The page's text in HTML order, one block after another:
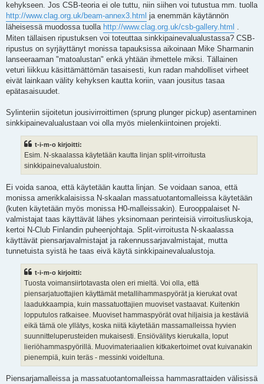
kehykseen. Jos CSB-teoria ei ole tuttu, niin siihen voi tutustua mm. tuolla
http://www.clag.org.uk/beam-annex3.html ja enemmän käytännön
läheisessä muodossa tuolla http://www.clag.org.uk/csb-gallery.html
Miten tällaisen ripustuksen voi toteuttaa sinkkipainevalualustassa? CSB-
ripustus on syrjäyttänyt monissa tapauksissa aikoinaan Mike Sharmanin
lanseeraaman "matoalustan" enkä yhtään ihmettele miksi. Tällainen
veturi liikkuu käsittämättömän tasaisesti, kun radan mahdolliset virheet
eivät lainkaan välity kehyksen kautta koriin, vaan jousitus tasaa
epätasaisuudet.
Sylinteriin sijoitetun jousivirroittimen (sprung plunger pickup) asentaminen
sinkkipainevalualustaan voi olla myös mielenkiintoinen projekti.
t-i-m-o kirjoitti:
Esim. N-skaalassa käytetään kautta linjan split-virroitusta
sinkkipainevalualustoin.
Ei voida sanoa, että käytetään kautta linjan. Se voidaan sanoa, että
monissa amerikkalaisissa N-skaalan massatuotantomalleissa käytetään
(kuten käytetään myös monissa H0-malleissakin). Eurooppalaiset N-
valmistajat taas käyttävät lähes yksinomaan perinteisiä virroitusliuskoja,
kertoi N-Club Finlandin puheenjohtaja. Split-virroitusta N-skaalassa
käyttävät piensarjavalmistajat ja rakennussarjavalmistajat, mutta
tunnetuista syistä he taas eivä käytä sinkkipainevalualustoja.
t-i-m-o kirjoitti:
Tuosta voimansiirtotavasta olen eri mieltä. Voi olla, että
piensarjatuottajien käyttämät metallihammaspyörät ja kierukat ovat
laadukkaampia, kuin massatuottajien muoviset vastaavat. Kuitenkin
lopputulos ratkaisee. Muoviset hammaspyörät ovat hiljaisia ja kestäviä
eikä tämä ole yllätys, koska niitä käytetään massamalleissa hyvien
suunnitteluperusteiden mukaisesti. Ensiövälitys kierukalla, loput
lieriöhammaspyörillä. Muovimateriaalien kitkakertoimet ovat kuivanakin
pienempiä, kuin teräs - messinki voideltuna.
Piensarjamalleissa ja massatuotantomalleissa hammasrattaiden välisissä